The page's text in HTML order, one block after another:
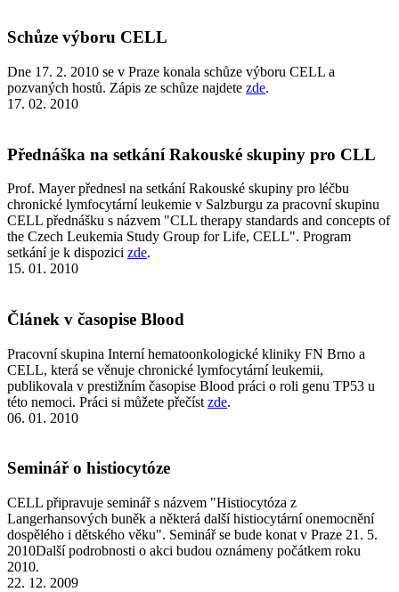
Schůze výboru CELL
Dne 17. 2. 2010 se v Praze konala schůze výboru CELL a
pozvaných hostů. Zápis ze schůze najdete zde.
17. 02. 2010
Přednáška na setkání Rakouské skupiny pro CLL
Prof. Mayer přednesl na setkání Rakouské skupiny pro léčbu
chronické lymfocytární leukemie v Salzburgu za pracovní skupinu
CELL přednášku s názvem "CLL therapy standards and concepts of
the Czech Leukemia Study Group for Life, CELL". Program
setkání je k dispozici zde.
15. 01. 2010
Článek v časopise Blood
Pracovní skupina Interní hematoonkologické kliniky FN Brno a
CELL, která se věnuje chronické lymfocytární leukemii,
publikovala v prestižním časopise Blood práci o roli genu TP53 u
této nemoci. Práci si můžete přečíst zde.
06. 01. 2010
Seminář o histiocytóze
CELL připravuje seminář s názvem "Histiocytóza z
Langerhansových buněk a některá další histiocytární onemocnění
dospělého i dětského věku". Seminář se bude konat v Praze 21. 5.
2010Další podrobnosti o akci budou oznámeny počátkem roku
2010.
22. 12. 2009